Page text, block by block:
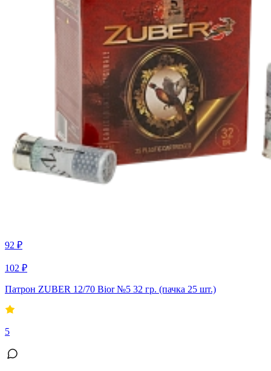
92 ₽
102 ₽
Патрон ZUBER 12/70 Bior №5 32 гр. (пачка 25 шт.)
5